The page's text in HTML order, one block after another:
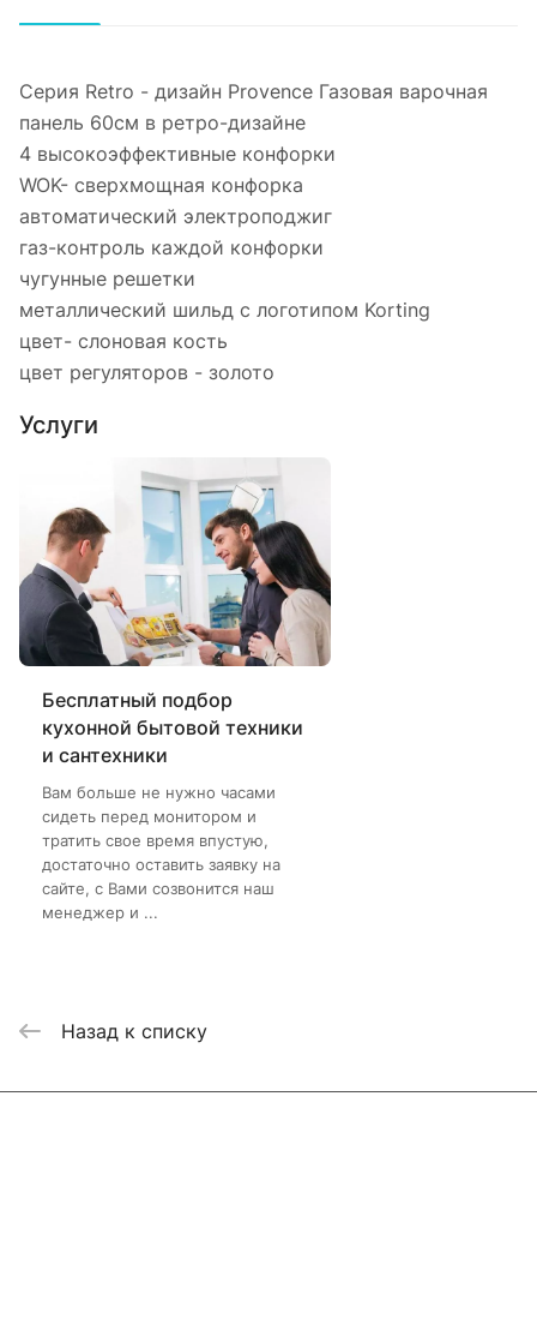
Серия Retro - дизайн Provence Газовая варочная
панель 60см в ретро-дизайне
4 высокоэффективные конфорки
WOK- сверхмощная конфорка
автоматический электроподжиг
газ-контроль каждой конфорки
чугунные решетки
металлический шильд с логотипом Korting
цвет- слоновая кость
цвет регуляторов - золото
Услуги
Бесплатный подбор
кухонной бытовой техники
и сантехники
Вам больше не нужно часами
сидеть перед монитором и
тратить свое время впустую,
достаточно оставить заявку на
сайте, с Вами созвонится наш
менеджер и ...
Назад к списку